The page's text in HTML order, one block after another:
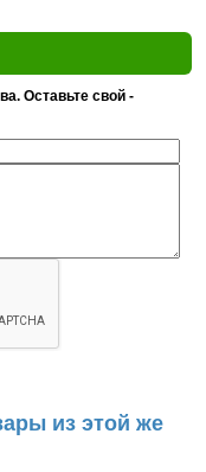
Оставьте свой -
из этой же